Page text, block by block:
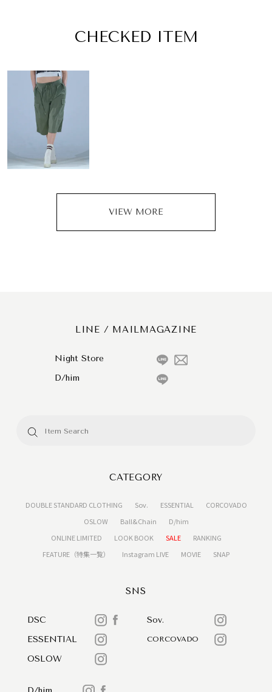
CHECKED ITEM
VIEW MORE
LINE / MAILMAGAZINE
Night Store
D/him
CATEGORY
DOUBLE STANDARD CLOTHING Sov. ESSENTIAL
CORCOVADO
OSLOW
Ball&Chain
D/him
ONLINE LIMITED
LOOK BOOK SALE
RANKING
FEATURE（特集一覧）
Instagram LIVE MOVIE SNAP
SNS
DSC
Sov.
ESSENTIAL
CORCOVADO
OSLOW